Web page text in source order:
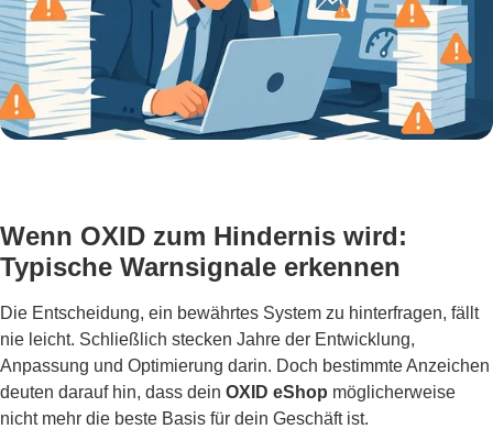
Wenn OXID zum Hindernis wird:
Typische Warnsignale erkennen
Die Entscheidung, ein bewährtes System zu hinterfragen, fällt
nie leicht. Schließlich stecken Jahre der Entwicklung,
Anpassung und Optimierung darin. Doch bestimmte Anzeichen
deuten darauf hin, dass dein OXID eShop möglicherweise
nicht mehr die beste Basis für dein Geschäft ist.